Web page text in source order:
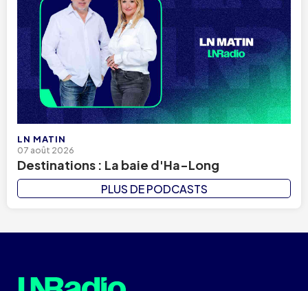
LN MATIN
07 août 2026
Destinations : La baie d'Ha-Long
PLUS DE PODCASTS